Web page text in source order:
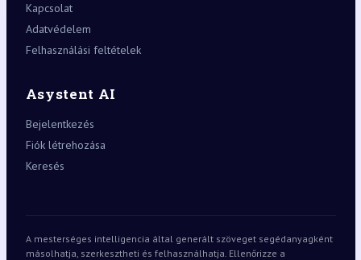
Kapcsolat
Adatvédelem
Felhasználási feltételek
Asystent AI
Bejelentkezés
Fiók létrehozása
Keresés
A mesterséges intelligencia által generált szöveget segédanyagként
másolhatja, szerkesztheti és felhasználhatja. Ellenőrizze a